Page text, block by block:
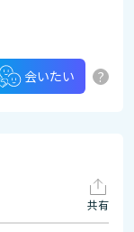
会いたい ?
共有